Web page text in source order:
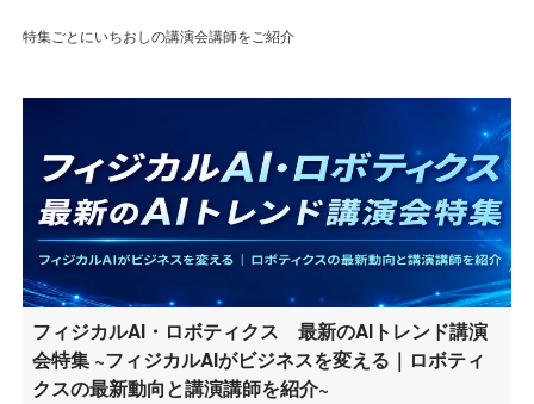
特集ごとにいちおしの講演会講師をご紹介
フィジカルAI・ロボティクス 最新のAIトレンド講演
会特集 ~フィジカルAIがビジネスを変える｜ロボティ
クスの最新動向と講演講師を紹介~